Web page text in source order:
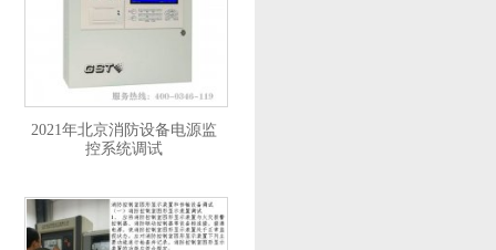
2021年北京消防设备电源监
控系统调试